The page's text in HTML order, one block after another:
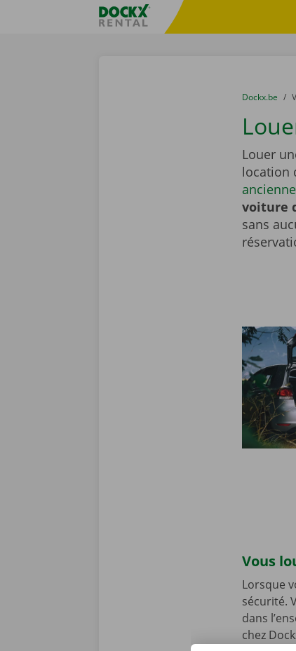
sitename
You are here:
du
Dockx.be
Louer
location
voiture
sans
Vous
Lorsque
sécurité.
dans
chez